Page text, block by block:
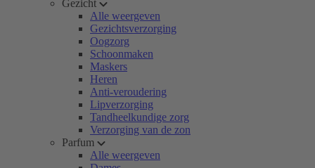
Gezicht
Alle weergeven
Gezichtsverzorging
Oogzorg
Schoonmaken
Maskers
Heren
Anti-veroudering
Lipverzorging
Tandheelkundige zorg
Verzorging van de zon
Parfum
Alle weergeven